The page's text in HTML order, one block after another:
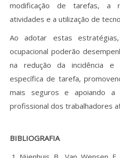
modificação de tarefas, a
atividades e a utilização de
Ao adotar estas
ocupacional poderão
na redução da incidência
específica de tarefa,
mais seguros e apoiando a
profissional dos trabalhadores
BIBLIOGRAFIA